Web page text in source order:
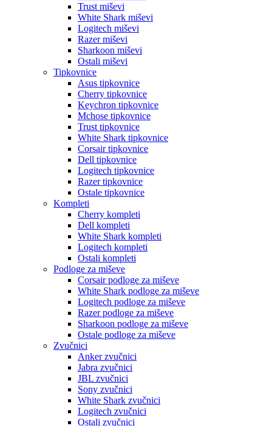
Trust miševi
White Shark miševi
Logitech miševi
Razer miševi
Sharkoon miševi
Ostali miševi
Tipkovnice
Asus tipkovnice
Cherry tipkovnice
Keychron tipkovnice
Mchose tipkovnice
Trust tipkovnice
White Shark tipkovnice
Corsair tipkovnice
Dell tipkovnice
Logitech tipkovnice
Razer tipkovnice
Ostale tipkovnice
Kompleti
Cherry kompleti
Dell kompleti
White Shark kompleti
Logitech kompleti
Ostali kompleti
Podloge za miševe
Corsair podloge za miševe
White Shark podloge za miševe
Logitech podloge za miševe
Razer podloge za miševe
Sharkoon podloge za miševe
Ostale podloge za miševe
Zvučnici
Anker zvučnici
Jabra zvučnici
JBL zvučnici
Sony zvučnici
White Shark zvučnici
Logitech zvučnici
Ostali zvučnici